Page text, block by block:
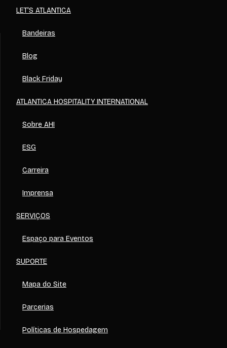
LET'S ATLANTICA
Bandeiras
Blog
Black Friday
ATLANTICA HOSPITALITY INTERNATIONAL
Sobre AHI
ESG
Carreira
Imprensa
SERVIÇOS
Espaço para Eventos
SUPORTE
Mapa do Site
Parcerias
Políticas de Hospedagem